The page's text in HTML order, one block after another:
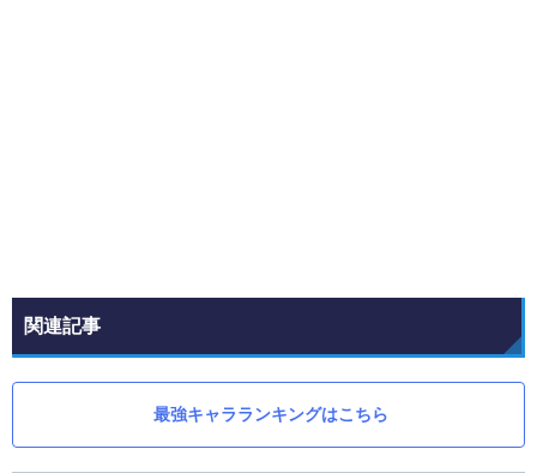
関連記事
最強キャラランキングはこちら